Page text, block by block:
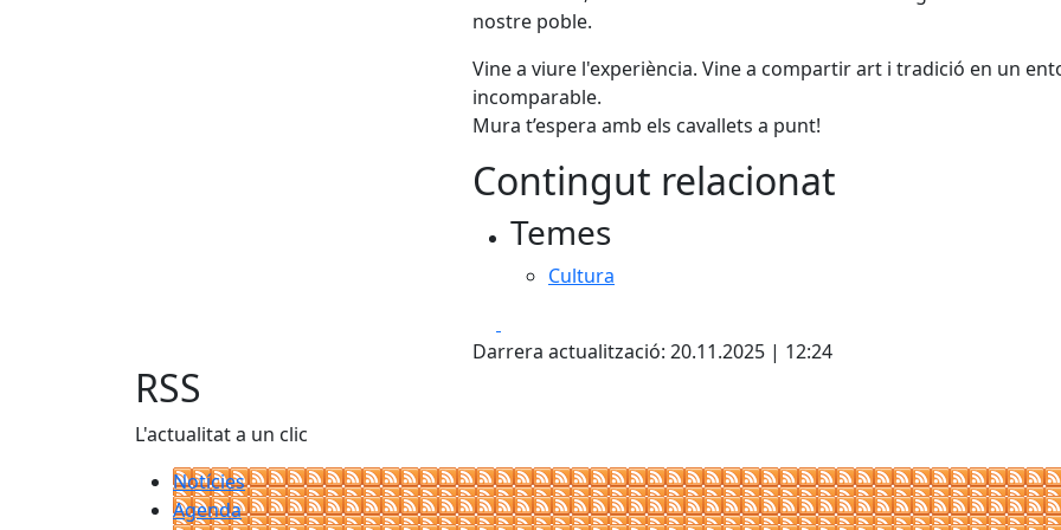
nostre poble.
Vine a viure l'experiència. Vine a compartir art i tradició en un
incomparable.
Mura t’espera amb els cavallets a punt!
Contingut relacionat
Temes
Cultura
Darrera actualització: 20.11.2025 | 12:24
RSS
L'actualitat a un clic
Notícies
Agenda